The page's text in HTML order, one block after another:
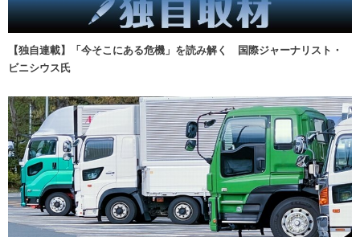
【独自連載】「今そこにある危機」を読み解く 国際ジャーナリスト・
ビニシウス氏